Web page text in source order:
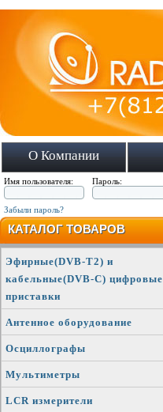
О Компании
Имя пользователя: Пароль:
Забыли пароль?
КАТАЛОГ ТОВАРОВ
Эфирные(DVB-T2) и
кабельные(DVB-C) цифровые
приставки
Антенное оборудование
Осциллографы
Мультиметры
LCR измерители